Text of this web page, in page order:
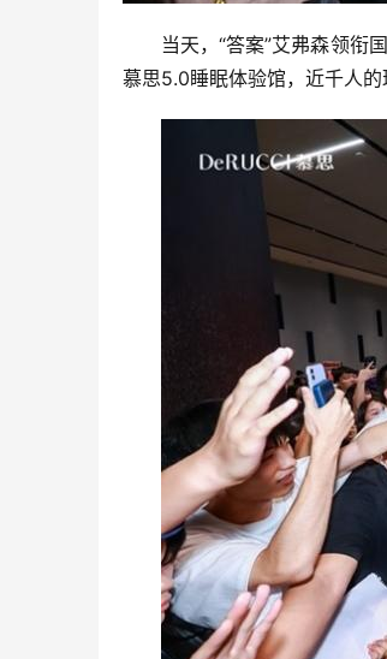
当天，“答案”艾弗森领衔
慕思5.0睡眠体验馆，近千人的